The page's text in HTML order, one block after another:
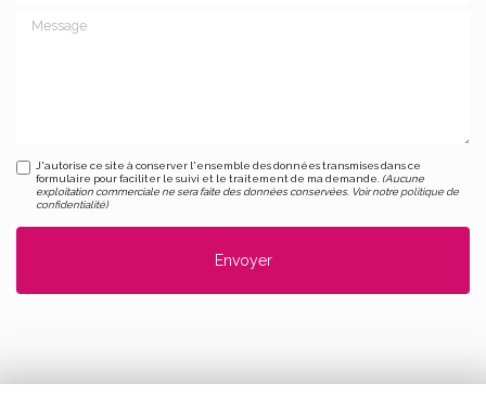
Message
J'autorise ce site à conserver l'ensemble des données transmises dans ce
formulaire pour faciliter le suivi et le traitement de ma demande. (Aucune
exploitation commerciale ne sera faite des données conservées. Voir notre politique de
confidentialité)